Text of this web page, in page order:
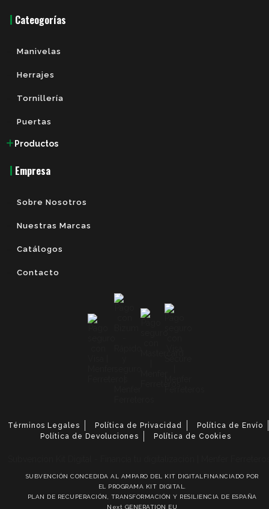
Cateogorías
Manivelas
Herrajes
Tornillería
Puertas
Productos
Empresa
Sobre Nosotros
Nuestras Marcas
Catálogos
Contacto
Términos Legales Política de Privacidad
Política de Envío
Política de Devoluciones
Política de Cookies
SUBVENCIÓN CONCEDIDA AL AMPARO DEL KIT DIGITALFINANCIADO POR
EL PROGRAMA KIT DIGITAL.
PLAN DE RECUPERACIÓN, TRANSFORMACIÓN Y RESILIENCIA DE ESPAÑA
Next GENERATION EU